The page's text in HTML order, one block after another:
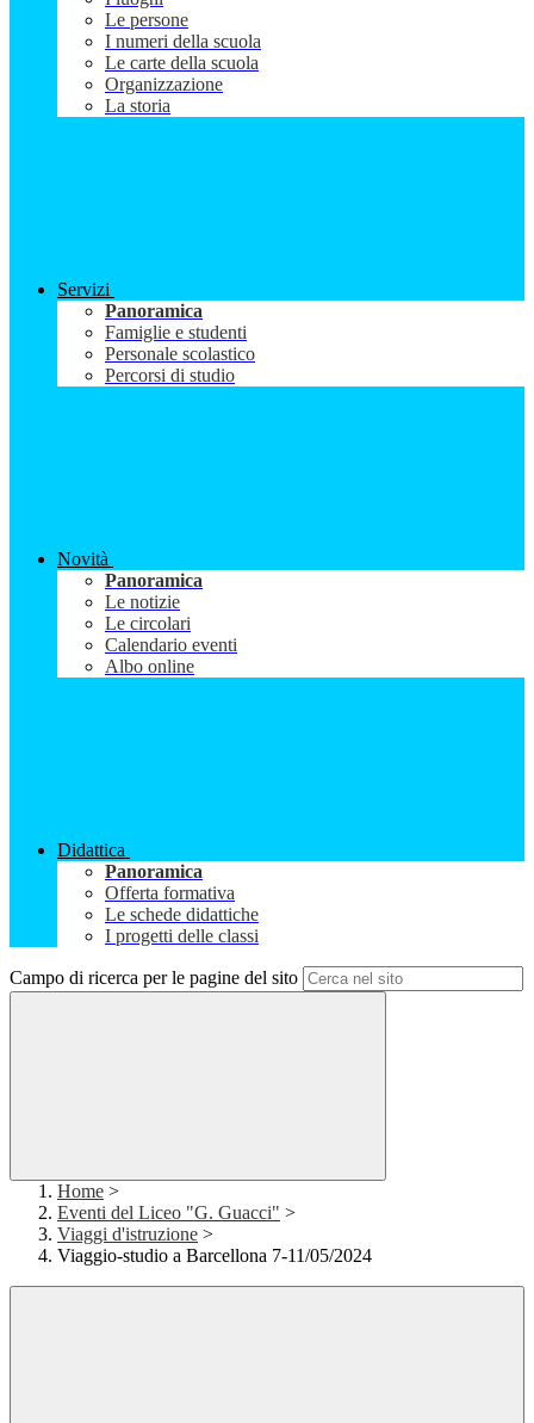
Le persone
I numeri della scuola
Le carte della scuola
Organizzazione
La storia
Servizi
Panoramica
Famiglie e studenti
Personale scolastico
Percorsi di studio
Novità
Panoramica
Le notizie
Le circolari
Calendario eventi
Albo online
Didattica
Panoramica
Offerta formativa
Le schede didattiche
I progetti delle classi
Campo di ricerca per le pagine del sito
Home >
Eventi del Liceo "G. Guacci" >
Viaggi d'istruzione >
Viaggio-studio a Barcellona 7-11/05/2024